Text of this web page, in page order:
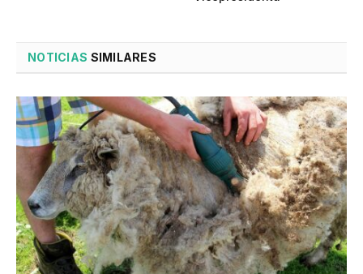
NOTICIAS SIMILARES